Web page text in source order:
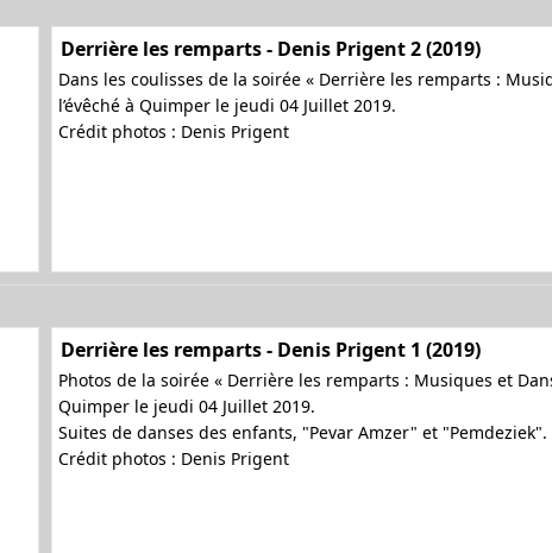
Derrière les remparts - Denis Prigent 2 (2019)
Dans les coulisses de la soirée « Derrière les remparts :
l’évêché à Quimper le jeudi 04 Juillet 2019.
Crédit photos : Denis Prigent
Derrière les remparts - Denis Prigent 1 (2019)
Photos de la soirée « Derrière les remparts : Musiques et
Quimper le jeudi 04 Juillet 2019.
Suites de danses des enfants, "Pevar Amzer" et "Pemdeziek".
Crédit photos : Denis Prigent